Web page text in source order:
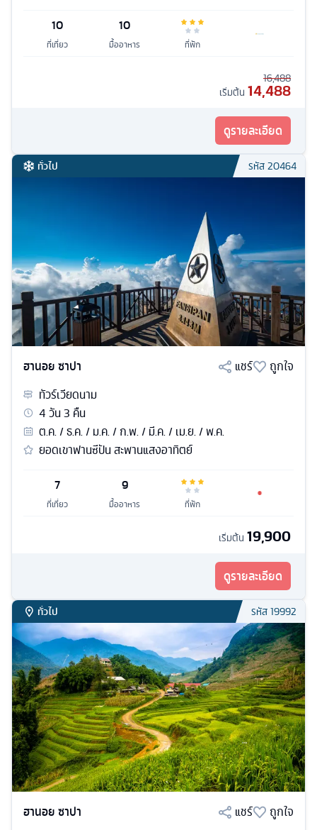
10
ที่เที่ยว
10
มื้ออาหาร ที่พัก
16,488
เริ่มต้น 14,488
ดูรายละเอียด
ทั่วไป รหัส20464
ฮานอย ซาปา แชร์
ถูกใจ
ทัวร์เวียดนาม
4วัน3 คืน
ต.ค. / ธ.ค. / ม.ค. / ก.พ. / มี.ค. / เม.ย. / พ.ค.
ยอดเขาฟานซีปัน สะพานแสงอาทิตย์
7
ที่เที่ยว
9
มื้ออาหาร ที่พัก
เริ่มต้น 19,900
ดูรายละเอียด
ทั่วไป รหัส19992
ฮานอย ซาปา แชร์
ถูกใจ